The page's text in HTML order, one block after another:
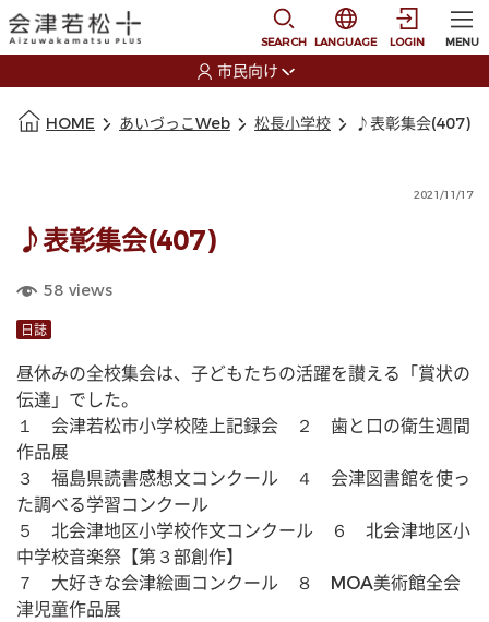
SEARCH
選択すると言語の切
LANGUAGE LOGIN MENU
市民向け
HOME あいづっこWeb 松長小学校 ♪表彰集会(407)
2021/11/17
♪表彰集会(407)
58 views
日誌
昼休みの全校集会は、子どもたちの活躍を讃える「賞状の
伝達」でした。
１　会津若松市小学校陸上記録会　２　歯と口の衛生週間
作品展
３　福島県読書感想文コンクール　４　会津図書館を使っ
た調べる学習コンクール
５　北会津地区小学校作文コンクール　６　北会津地区小
中学校音楽祭【第３部創作】
７　大好きな会津絵画コンクール　８　MOA美術館全会
津児童作品展